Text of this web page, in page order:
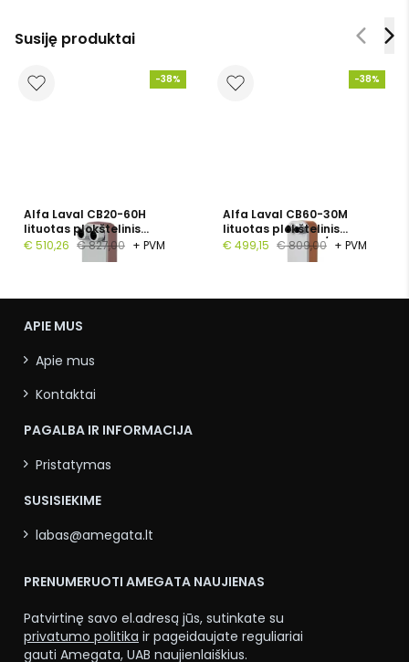
Susiję produktai
-38%
Alfa Laval CB20-60H
lituotas plokštelinis
šilumokaitis, G 1", 60
€ 510,26 € 827,00 + PVM
-38%
Alfa Laval CB60-30M
lituotas plokštelinis
šilumokaitis, G 1 1/4", 30
€ 499,15 € 809,00 + PVM
APIE MUS
Apie mus
Kontaktai
PAGALBA IR INFORMACIJA
Pristatymas
SUSISIEKIME
labas@amegata.lt
PRENUMERUOTI AMEGATA NAUJIENAS
Patvirtinę savo el.adresą jūs, sutinkate su
privatumo politika ir pageidaujate reguliariai
gauti Amegata, UAB naujienlaiškius.